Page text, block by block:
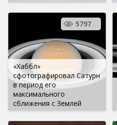
«Хаббл»
сфотографировал Сатурн
в период его
максимального
сближения с Землей
5797